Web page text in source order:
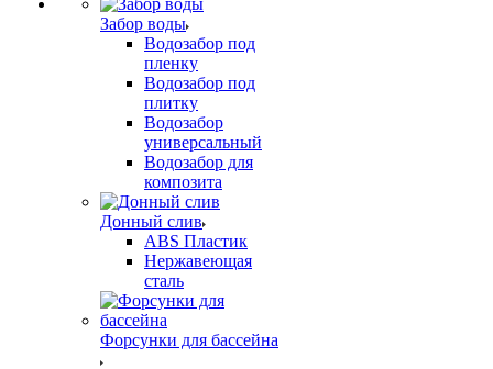
Забор воды
Водозабор под
пленку
Водозабор под
плитку
Водозабор
универсальный
Водозабор для
композита
Донный слив
ABS Пластик
Нержавеющая
сталь
Форсунки для бассейна